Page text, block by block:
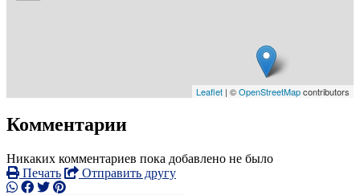
Leaflet | ©OpenStreetMapcontributors
Комментарии
Никаких комментариев пока добавлено не было
Печать
Отправить другу